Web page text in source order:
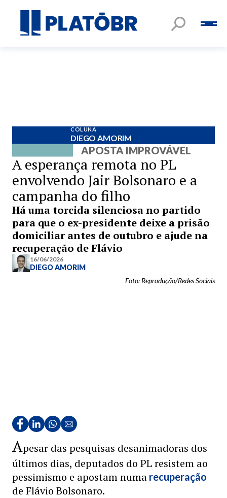
COLUNA
DIEGO AMORIM
APOSTA IMPROVÁVEL
A esperança remota no PL
envolvendo Jair Bolsonaro e a
campanha do filho
Há uma torcida silenciosa no partido
para que o ex-presidente deixe a prisão
domiciliar antes de outubro e ajude na
recuperação de Flávio
16/06/2026
DIEGO AMORIM
Foto: Reprodução/Redes Sociais
Apesar das pesquisas desanimadoras dos
últimos dias, deputados do PL resistem ao
pessimismo e apostam numa recuperação
de Flávio Bolsonaro.